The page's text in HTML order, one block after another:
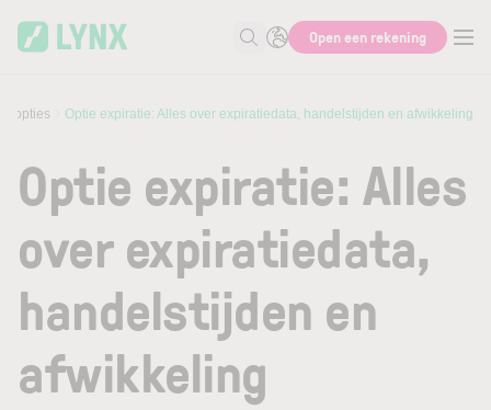
Zoek naar informatie
Open een rekening
opties Optie expiratie: Alles over expiratiedata, handelstijden en afwikkeling
Optie expiratie: Alles
over expiratiedata,
handelstijden en
afwikkeling